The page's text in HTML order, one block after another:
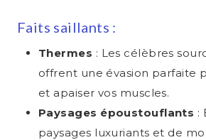
Faits saillants :
Thermes : Les célèbres
offrent une évasion parfaite
et apaiser vos muscles.
Paysages époustouflants :
paysages luxuriants et de